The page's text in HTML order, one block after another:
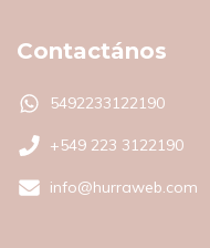
Contactános
5492233122190
+549 223 3122190
info@hurraweb.com